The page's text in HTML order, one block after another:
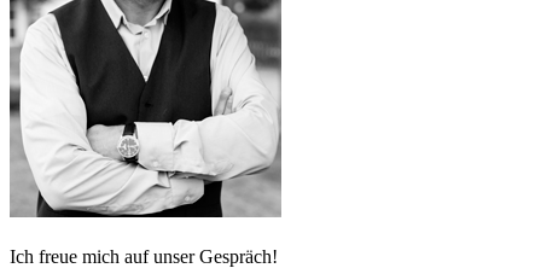
Ich freue mich auf unser Gespräch!